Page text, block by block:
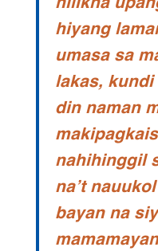
nilikha
hiyang
umasa sa
lakas,
din naman
nahihinggil
na’t
bayan na